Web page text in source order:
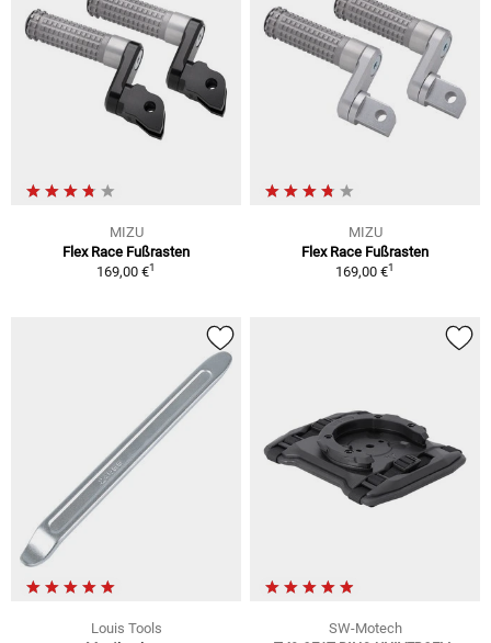
MIZU
Flex Race Fußrasten
169,00 €1
MIZU
Flex Race Fußrasten
169,00 €1
Louis Tools
SW-Motech